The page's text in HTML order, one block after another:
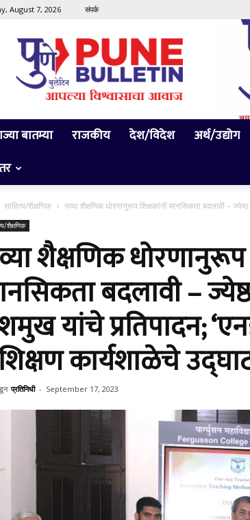
August 7, 2026 संपर्क
Pune
Bulletin
बातम्या राजकीय देश/विदेश अर्थ/उद्योग
साहित्य/शैक्षणिक नव्या शैक्षणिक धोरणानुरूप शिक्षकांनी मानसिकता बदलावी –
शैक्षणिक
शैक्षणिक धोरणानुरूप
बदलावी –
यांचे प्रतिपादन;
कार्यशाळेचे
प्रतिनिधी - September 17, 2023